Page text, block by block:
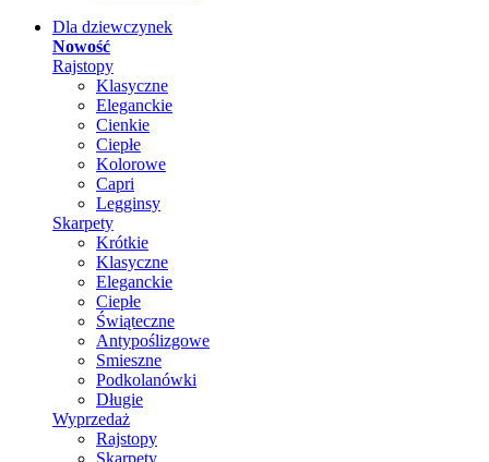
Dla dziewczynek
Nowość
Rajstopy
Klasyczne
Eleganckie
Cienkie
Ciepłe
Kolorowe
Capri
Legginsy
Skarpety
Krótkie
Klasyczne
Eleganckie
Ciepłe
Świąteczne
Antypoślizgowe
Smieszne
Podkolanówki
Długie
Wyprzedaż
Rajstopy
Skarpety